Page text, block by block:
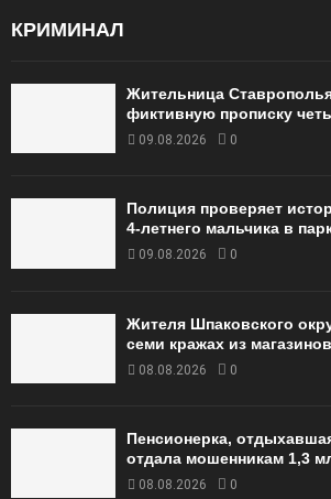
КРИМИНАЛ
Жительница
фиктивную прописку
09.08.2026 0
Полиция проверяет
4-летнего мальчика в
09.08.2026 0
Жителя Шпаковского
семи кражах из магазинов
08.08.2026 0
Пенсионерка,
отдала мошенникам 1,3
08.08.2026 0